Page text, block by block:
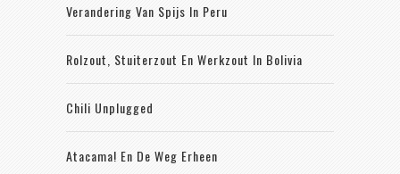
Verandering Van Spijs In Peru
Rolzout, Stuiterzout En Werkzout In Bolivia
Chili Unplugged
Atacama! En De Weg Erheen